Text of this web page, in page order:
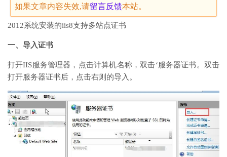
如果文章内容失效,请留言反馈本站。
2012系统安装的iis8支持多站点证书
一、导入证书
打开IIS服务管理器，点击计算机名称，双击‘服务器证书。双击
打开服务器证书后，点击右则的导入。